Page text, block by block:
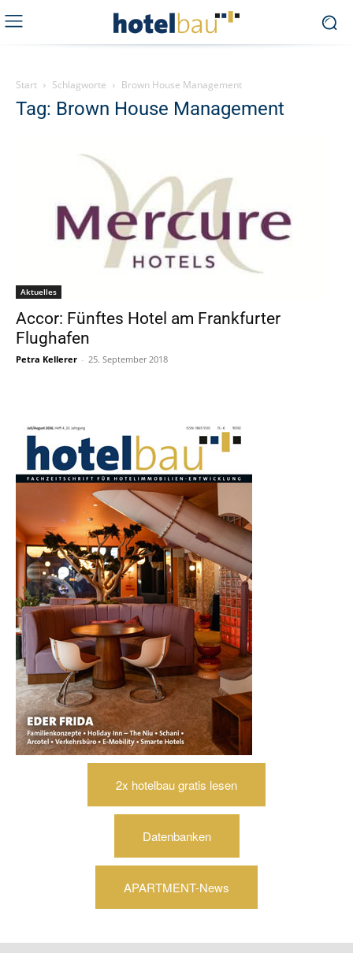
Start Schlagworte Brown House Management
Tag: Brown House Management
Aktuelles
Accor: Fünftes Hotel am Frankfurter
Flughafen
Petra Kellerer - 25. September 2018
2x hotelbau gratis lesen
Datenbanken
APARTMENT-News